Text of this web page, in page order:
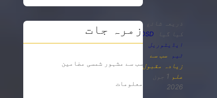
ذریعہ شائع
کیا گیا
OSD
ایڈیٹوریل
ٹیم
سب سے
زیادہ مقبول,
علم
1 جون
2026
زمرہ جات
سب سے مشہور شمسی مضامین
معلومات